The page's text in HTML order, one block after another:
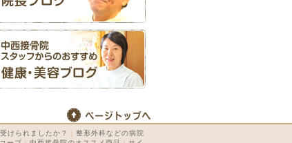
けられましたか？
整形外科などの病院